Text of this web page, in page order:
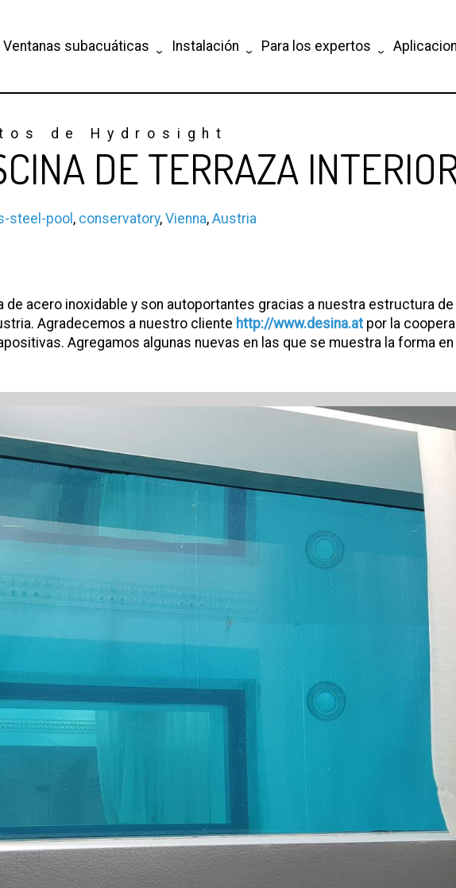
Ventanas subacuáticas Instalación Para los expertos
de Hydrosight
DE TERRAZA
steel-pool , conservatory, Vienna, Austria
de acero inoxidable y son autoportantes gracias a nuestra estructura
Agradecemos a nuestro cliente http://www.desina.atpor la
Agregamos algunas nuevas en las que se muestra la forma